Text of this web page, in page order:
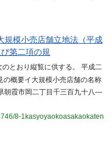
規模小売店舗立地法（平成
第二項の規
とおり縦覧に供する。 平成二
の概要イ大規模小売店舗の名称
朝霞市岡二丁目千三百九十八―
8-1kasyoyaokoasakaokaten